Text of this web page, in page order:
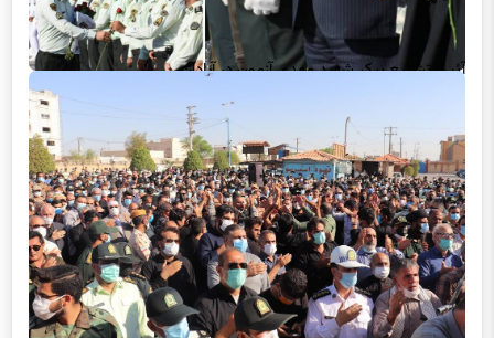
آئین تشییع پیکر شهید مهدی آزمون در آبادان